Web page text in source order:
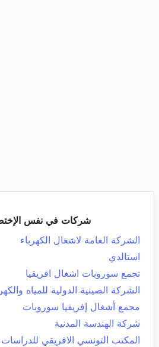
شركات في نفس
الشركة العامة لاشغال الكهرباء
استالدي
تجمع سوروبات اشغال افريقيا
الشركة الصينية الدولية للمياه
مجمع أشغال إفريقيا سوروبات
شركة الهندسة المدنية
المكتب التونسي الافريقي للدراسات